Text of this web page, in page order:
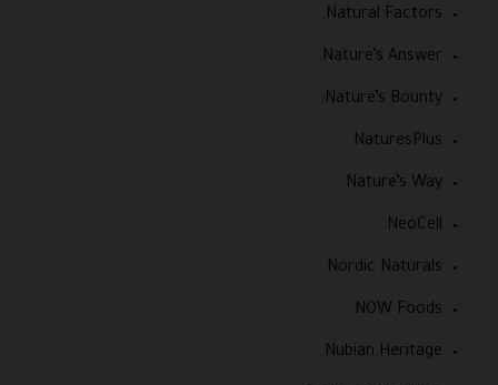
Natural Factors.
Nature’s Answer.
Nature’s Bounty.
NaturesPlus.
Nature’s Way.
NeoCell.
Nordic Naturals.
NOW Foods.
Nubian Heritage.